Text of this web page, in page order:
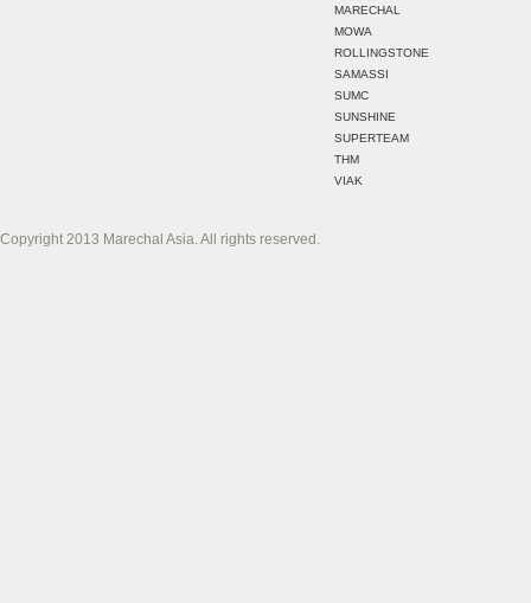
MARECHAL
MOWA
ROLLINGSTONE
SAMASSI
SUMC
SUNSHINE
SUPERTEAM
THM
VIAK
Copyright 2013 Marechal Asia. All rights reserved.